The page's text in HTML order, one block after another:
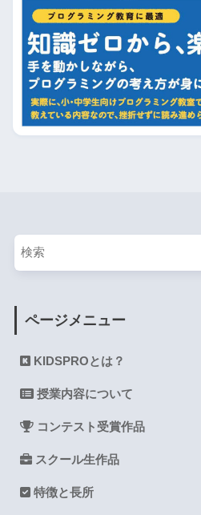
ページメニュー
KIDSPROとは？
授業内容について
コンテスト受賞作品
スクール生作品
特徴と長所